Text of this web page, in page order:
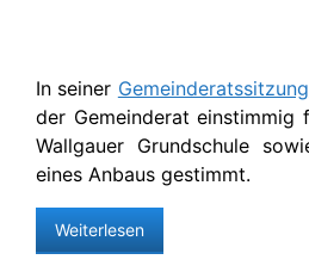
In seiner
der Gemeinderat einstimmig
Wallgauer Grundschule
eines Anbaus gestimmt.
Weiterlesen